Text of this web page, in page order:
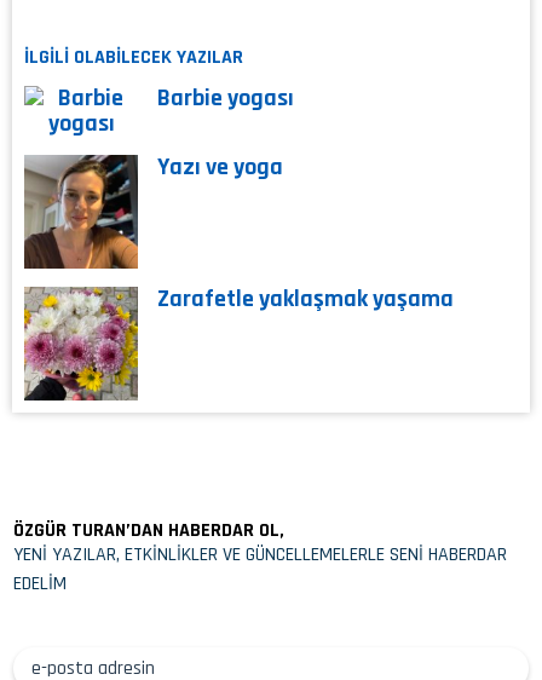
İLGİLİ OLABİLECEK YAZILAR
Barbie yogası
Yazı ve yoga
Zarafetle yaklaşmak yaşama
ÖZGÜR TURAN’DAN HABERDAR OL,
YENİ YAZILAR, ETKİNLİKLER VE GÜNCELLEMELERLE SENİ HABERDAR
EDELİM